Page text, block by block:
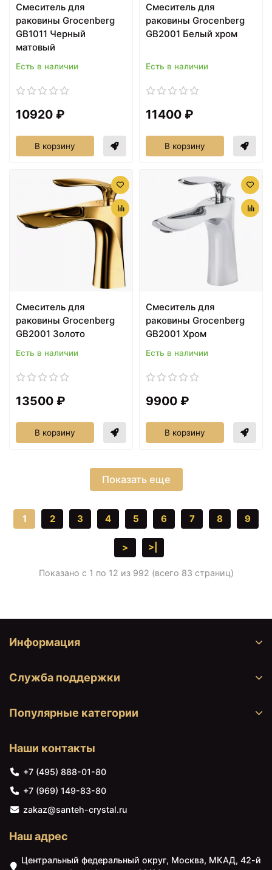
Cмеситель для
раковины Grocenberg
GB1011 Черный
матовый
Есть в наличии
10920 ₽
В корзину
Cмеситель для
раковины Grocenberg
GB2001 Белый хром
Есть в наличии
11400 ₽
В корзину
Cмеситель для
раковины Grocenberg
GB2001 Золото
Есть в наличии
13500 ₽
В корзину
Cмеситель для
раковины Grocenberg
GB2001 Хром
Есть в наличии
9900 ₽
В корзину
Показать еще
1 2 3 4 5 6 7 8 9
> >|
Показано с 1 по 12 из 992 (всего 83 страниц)
Информация
Служба поддержки
Популярные категории
Наши контакты
+7 (495) 888-01-80
+7 (969) 149-83-80
zakaz@santeh-crystal.ru
Наш адрес
Центральный федеральный округ, Москва, МКАД, 42-й